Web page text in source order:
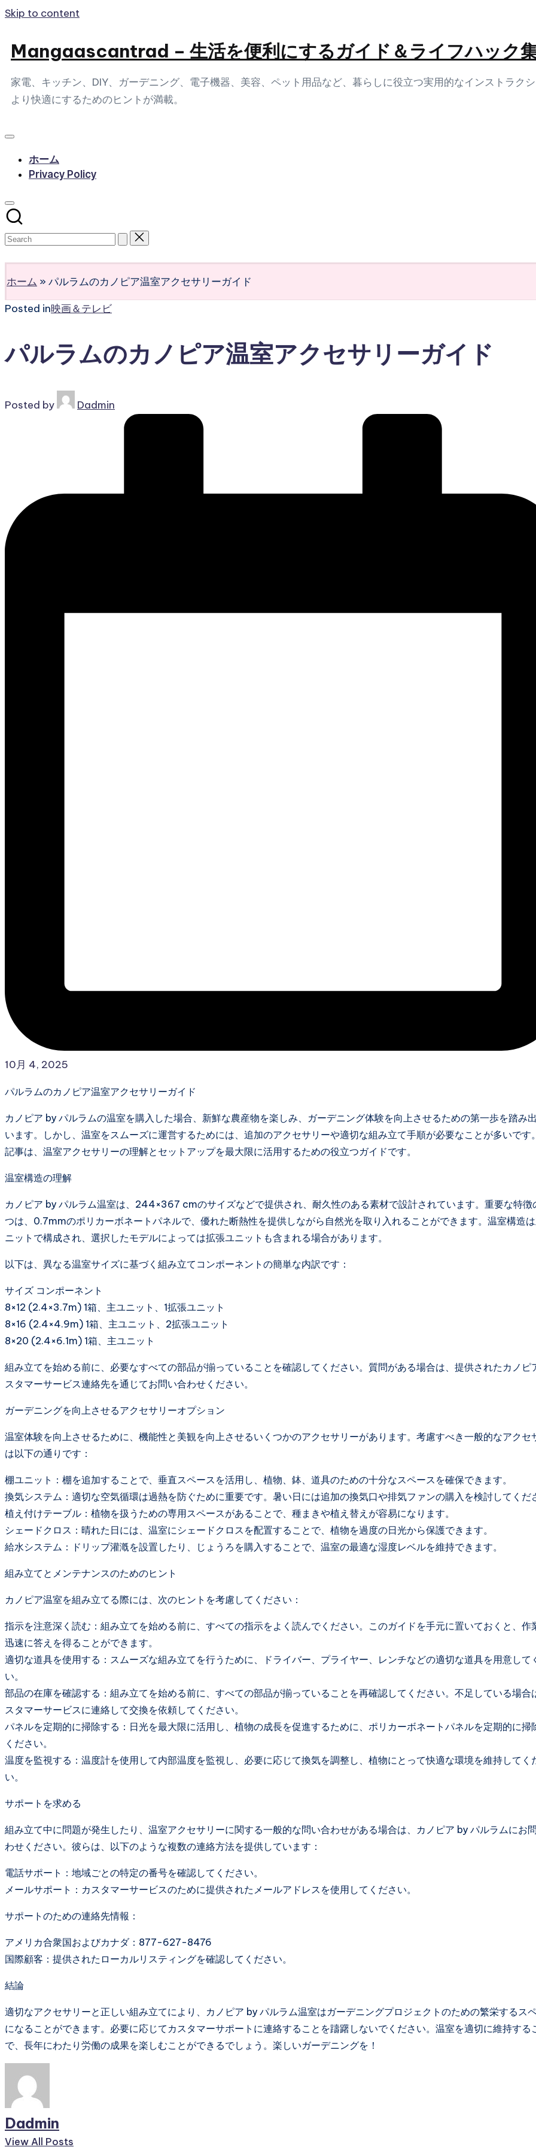
Skip to content
Mangaascantrad – 生活を便利にするガイド＆ライフハック
家電、キッチン、DIY、ガーデニング、電子機器、美容、ペット用品など、暮らしに役立つ実用的なインストラク
より快適にするためのヒントが満載。
ホーム
Privacy Policy
ホーム » パルラムのカノピア温室アクセサリーガイド
Posted in映画＆テレビ
パルラムのカノピア温室アクセサリーガイド
Posted by Dadmin
10月 4, 2025
パルラムのカノピア温室アクセサリーガイド
カノピア by パルラムの温室を購入した場合、新鮮な農産物を楽しみ、ガーデニング体験を向上させるための第一歩を踏み
います。しかし、温室をスムーズに運営するためには、追加のアクセサリーや適切な組み立て手順が必要なことが多いです
記事は、温室アクセサリーの理解とセットアップを最大限に活用するための役立つガイドです。
温室構造の理解
カノピア by パルラム温室は、244×367 cmのサイズなどで提供され、耐久性のある素材で設計されています。重要な特徴
つは、0.7mmのポリカーボネートパネルで、優れた断熱性を提供しながら自然光を取り入れることができます。温室構造
ニットで構成され、選択したモデルによっては拡張ユニットも含まれる場合があります。
以下は、異なる温室サイズに基づく組み立てコンポーネントの簡単な内訳です：
サイズ コンポーネント
8×12 (2.4×3.7m) 1箱、主ユニット、1拡張ユニット
8×16 (2.4×4.9m) 1箱、主ユニット、2拡張ユニット
8×20 (2.4×6.1m) 1箱、主ユニット
組み立てを始める前に、必要なすべての部品が揃っていることを確認してください。質問がある場合は、提供されたカノピ
スタマーサービス連絡先を通じてお問い合わせください。
ガーデニングを向上させるアクセサリーオプション
温室体験を向上させるために、機能性と美観を向上させるいくつかのアクセサリーがあります。考慮すべき一般的なアクセ
は以下の通りです：
棚ユニット：棚を追加することで、垂直スペースを活用し、植物、鉢、道具のための十分なスペースを確保できます。
換気システム：適切な空気循環は過熱を防ぐために重要です。暑い日には追加の換気口や排気ファンの購入を検討してくだ
植え付けテーブル：植物を扱うための専用スペースがあることで、種まきや植え替えが容易になります。
シェードクロス：晴れた日には、温室にシェードクロスを配置することで、植物を過度の日光から保護できます。
給水システム：ドリップ灌漑を設置したり、じょうろを購入することで、温室の最適な湿度レベルを維持できます。
組み立てとメンテナンスのためのヒント
カノピア温室を組み立てる際には、次のヒントを考慮してください：
指示を注意深く読む：組み立てを始める前に、すべての指示をよく読んでください。このガイドを手元に置いておくと、作
迅速に答えを得ることができます。
適切な道具を使用する：スムーズな組み立てを行うために、ドライバー、プライヤー、レンチなどの適切な道具を用意して
い。
部品の在庫を確認する：組み立てを始める前に、すべての部品が揃っていることを再確認してください。不足している場合
スタマーサービスに連絡して交換を依頼してください。
パネルを定期的に掃除する：日光を最大限に活用し、植物の成長を促進するために、ポリカーボネートパネルを定期的に掃
ください。
温度を監視する：温度計を使用して内部温度を監視し、必要に応じて換気を調整し、植物にとって快適な環境を維持してく
い。
サポートを求める
組み立て中に問題が発生したり、温室アクセサリーに関する一般的な問い合わせがある場合は、カノピア by パルラムにお
わせください。彼らは、以下のような複数の連絡方法を提供しています：
電話サポート：地域ごとの特定の番号を確認してください。
メールサポート：カスタマーサービスのために提供されたメールアドレスを使用してください。
サポートのための連絡先情報：
アメリカ合衆国およびカナダ：877-627-8476
国際顧客：提供されたローカルリスティングを確認してください。
結論
適切なアクセサリーと正しい組み立てにより、カノピア by パルラム温室はガーデニングプロジェクトのための繁栄するス
になることができます。必要に応じてカスタマーサポートに連絡することを躊躇しないでください。温室を適切に維持する
で、長年にわたり労働の成果を楽しむことができるでしょう。楽しいガーデニングを！
Dadmin
View All Posts